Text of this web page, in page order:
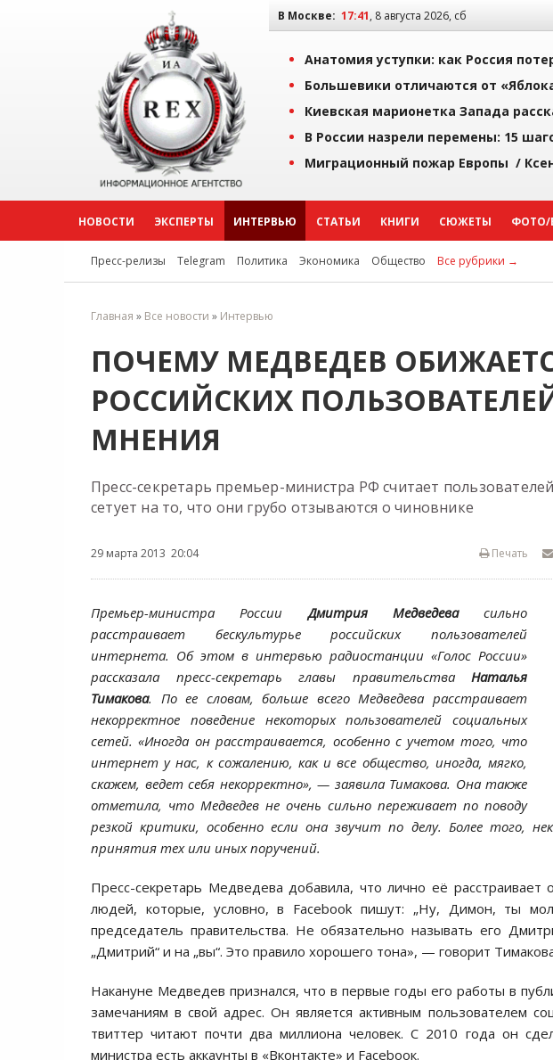
В Москве: 17:41, 8 августа 2026, сб
Анатомия уступки: как Россия
Большевики отличаются от
Киевская марионетка Запада
В России назрели перемены: 15
Миграционный пожар Европы /
НОВОСТИ ЭКСПЕРТЫ ИНТЕРВЬЮ СТАТЬИ КНИГИ СЮЖЕТЫ ФОТО/
Пресс-релизы Telegram Политика Экономика Общество Все рубрики →
Главная » Все новости » Интервью
ПОЧЕМУ МЕДВЕДЕВ
РОССИЙСКИХ
МНЕНИЯ
Пресс-секретарь премьер-министра РФ считает
сетует на то, что они грубо отзываются о чиновнике
29 марта 2013 20:04 Печать
Премьер-министра РоссииДмитрия Медведевасильно
расстраивает бескультурье российских пользователей
интернета. Об этом в интервью радиостанции «Голос России»
рассказала пресс-секретарь главы правительства Наталья
Тимакова. По ее словам, больше всего Медведева расстраивает
некорректное поведение некоторых пользователей социальных
сетей. «Иногда он расстраивается, особенно с учетом того, что
интернет у нас, к сожалению, как и все общество, иногда, мягко,
скажем, ведет себя некорректно», — заявила Тимакова. Она также
отметила, что Медведев не очень сильно переживает по поводу
резкой критики, особенно если она звучит по делу. Более того,
принятия тех или иных поручений.
Пресс-секретарь Медведева добавила, что лично её
людей, которые, условно, в Facebook пишут: „Ну, Димон, ты
председатель правительства. Не обязательно называть его
„Дмитрий“ и на „вы“. Это правило хорошего тона», — говорит
Накануне Медведев признался, что в первые годы его работы в
замечаниям в свой адрес. Он является активным пользователем
твиттер читают почти два миллиона человек. С 2010 года он
министра есть аккаунты в «Вконтакте» и Facebooк.